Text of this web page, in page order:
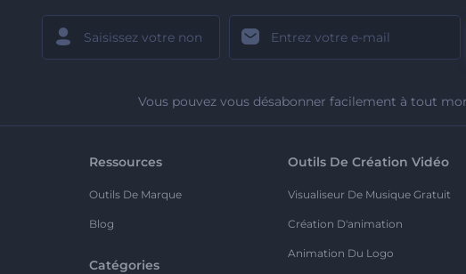
Vous pouvez vous désabonner facilement à tout
Ressources
Outils De Marque
Blog
Catégories
Outils De Création Vidéo
Visualiseur De Musique Gratuit
Création D'animation
Animation Du Logo